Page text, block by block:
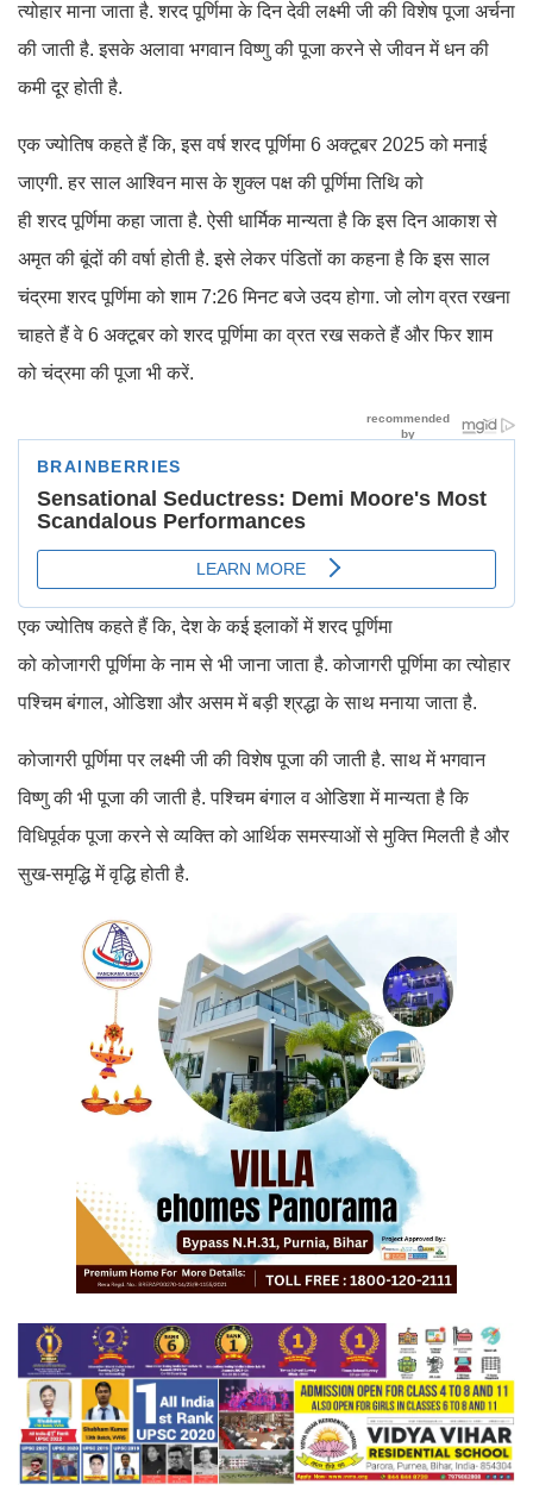
त्योहार माना जाता है. शरद पूर्णिमा के दिन देवी लक्ष्मी जी की विशेष पूजा अर्चना
की जाती है. इसके अलावा भगवान विष्णु की पूजा करने से जीवन में धन की
कमी दूर होती है.
एक ज्योतिष कहते हैं कि, इस वर्ष शरद पूर्णिमा 6 अक्टूबर 2025 को मनाई
जाएगी. हर साल आश्विन मास के शुक्ल पक्ष की पूर्णिमा तिथि को
ही शरद पूर्णिमा कहा जाता है. ऐसी धार्मिक मान्यता है कि इस दिन आकाश से
अमृत की बूंदों की वर्षा होती है. इसे लेकर पंडितों का कहना है कि इस साल
चंद्रमा शरद पूर्णिमा को शाम 7:26 मिनट बजे उदय होगा. जो लोग व्रत रखना
चाहते हैं वे 6 अक्टूबर को शरद पूर्णिमा का व्रत रख सकते हैं और फिर शाम
को चंद्रमा की पूजा भी करें.
एक ज्योतिष कहते हैं कि, देश के कई इलाकों में शरद पूर्णिमा
को कोजागरी पूर्णिमा के नाम से भी जाना जाता है. कोजागरी पूर्णिमा का त्योहार
पश्चिम बंगाल, ओडिशा और असम में बड़ी श्रद्धा के साथ मनाया जाता है.
कोजागरी पूर्णिमा पर लक्ष्मी जी की विशेष पूजा की जाती है. साथ में भगवान
विष्णु की भी पूजा की जाती है. पश्चिम बंगाल व ओडिशा में मान्यता है कि
विधिपूर्वक पूजा करने से व्यक्ति को आर्थिक समस्याओं से मुक्ति मिलती है और
सुख-समृद्धि में वृद्धि होती है.